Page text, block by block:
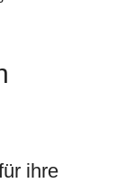
ihre